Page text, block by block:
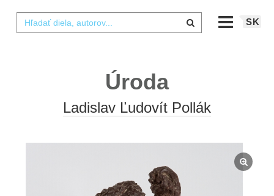
SK
Úroda
Ladislav Ľudovít Pollák